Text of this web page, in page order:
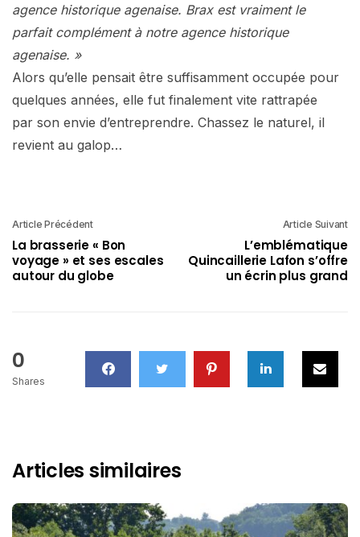
agence historique agenaise. Brax est vraiment le
parfait complément à notre agence historique
agenaise. »
Alors qu’elle pensait être suffisamment occupée pour
quelques années, elle fut finalement vite rattrapée
par son envie d’entreprendre. Chassez le naturel, il
revient au galop…
Article Précédent
La brasserie « Bon
voyage » et ses escales
autour du globe
Article Suivant
L’emblématique
Quincaillerie Lafon s’offre
un écrin plus grand
0
Shares
Articles similaires